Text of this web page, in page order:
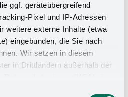
ggf. geräteübergreifend
Pixel und IP-Adressen
weitere externe Inhalte (etwa
eingebunden, die Sie nach
Wir setzen in diesem
in Drittländern außerhalb der
Datenschutzniveau (USA) ein,
und Flexibilität
von Systemregalen im
Rolle für den Erfolg
Ein ansprechendes und
geht über die bloße